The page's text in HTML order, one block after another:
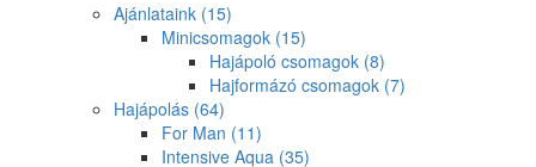
Ajánlataink (15)
Minicsomagok (15)
Hajápoló csomagok (8)
Hajformázó csomagok (7)
Hajápolás (64)
For Man (11)
Intensive Aqua (35)